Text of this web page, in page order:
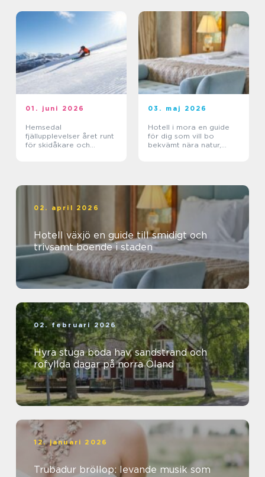
01. juni 2026
Hemsedal
fjällupplevelser året runt
för skidåkare och
03. maj 2026
Hotell i mora en guide
för dig som vill bo
bekvämt nära natur,
02. april 2026
Hotell växjö en guide till smidigt och
trivsamt boende i staden
02. februari 2026
Hyra stuga böda hav, sandstrand och
rofyllda dagar på norra Öland
12. januari 2026
Trubadur bröllop: levande musik som